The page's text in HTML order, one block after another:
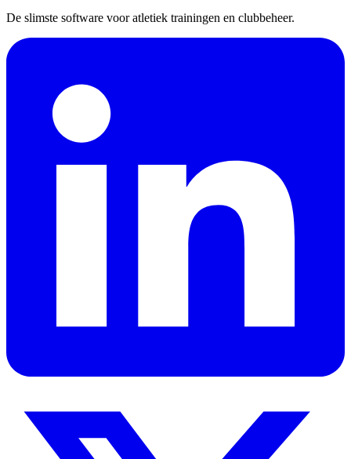
De slimste software voor atletiek trainingen en clubbeheer.